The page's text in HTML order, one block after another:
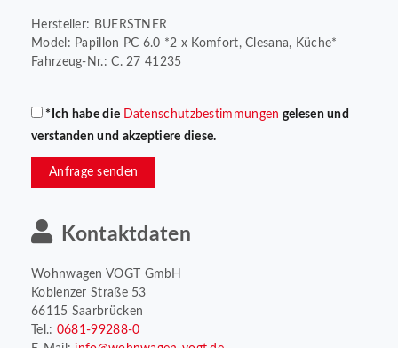
Hersteller: BUERSTNER
Model: Papillon PC 6.0 *2 x Komfort, Clesana, Küche*
Fahrzeug-Nr.: C. 27 41235
*Ich habe die Datenschutzbestimmungen gelesen und
verstanden und akzeptiere diese.
Anfrage senden
Kontaktdaten
Wohnwagen VOGT GmbH
Koblenzer Straße 53
66115 Saarbrücken
Tel.: 0681-99288-0